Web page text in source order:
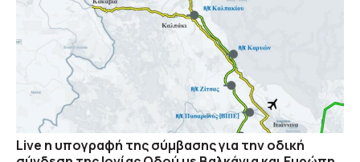
Live η υπογραφή της σύμβασης για την οδική